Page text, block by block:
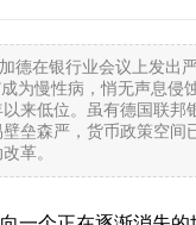
德在银行业会议上发出
为慢性病，悄无声息侵
来低位。虽有德国联
垒森严，货币政策空间
革。